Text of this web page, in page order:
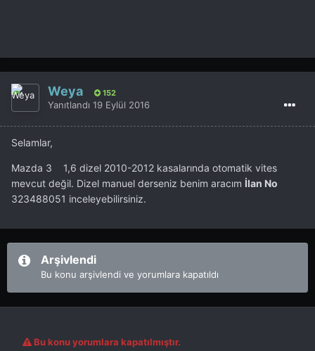
Weya 152
Yanıtlandı 19 Eylül 2016
Selamlar,
Mazda 3 1,6 dizel 2010-2012 kasalarında otomatik vites
mevcut değil. Dizel manuel derseniz benim aracım İlan No
323488051 inceleyebilirsiniz.
Arşivlendi
Bu konu arşivlendi ve yorumlara kapatıldı
Bu konu yorumlara kapatılmıştır.